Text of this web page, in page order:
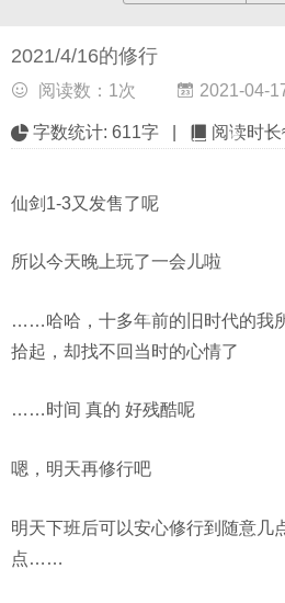
2021/4/16的修行
阅读数： 1 次 2021-04-
字数统计: 611字 阅读时长
仙剑1-3又发售了呢
所以今天晚上玩了一会儿啦
……哈哈，十多年前的旧时代的我
拾起，却找不回当时的心情了
……时间 真的 好残酷呢
嗯，明天再修行吧
明天下班后可以安心修行到随意几
点……